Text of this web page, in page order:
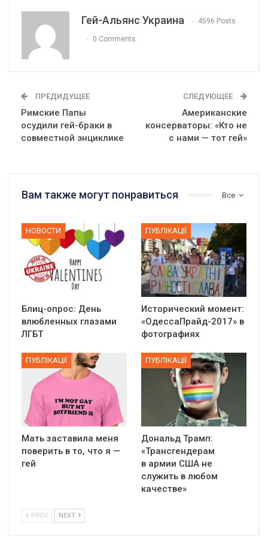
Гей-Альянс Украина 4596 Posts
0 Comments
ПРЕДИДУЩЕЕ
Римские Папы
осудили гей-браки в
совместной энциклике
СЛЕДУЮЩЕЕ
Американские
консерваторы: «Кто не
с нами — тот гей»
Все
Вам также могут понравиться
НОВОСТИ
Блиц-опрос: День
влюбленных глазами
ЛГБТ
ПУБЛІКАЦІЇ
Исторический момент:
«ОдессаПрайд-2017» в
фотографиях
ПУБЛІКАЦІЇ
Мать заставила меня
поверить в то, что я —
гей
ПУБЛІКАЦІЇ
Дональд Трамп:
«Трансгендерам
в армии США не
служить в любом
качестве»
PREV NEXT